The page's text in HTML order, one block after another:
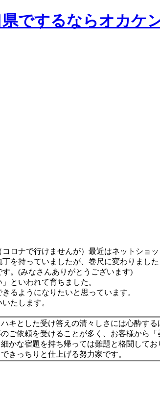
ナで行けませんが）最近はネットショ
を持っていましたが、巻尺に変わりました
。(みなさんありがとうございます)
といわれて育ちました。
きるようになりたいと思っています。
たします。
キとした受け答えの清々しさには心酔する
ご依頼を受けることが多く、お客様から
かな宿題を持ち帰っては難題と格闘してお
きっちりと仕上げる努力家です。​